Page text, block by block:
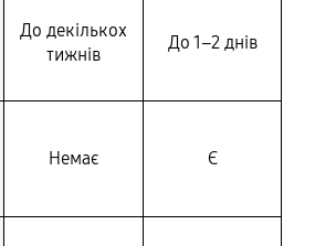
До декількох
тижнів
До 1–2 днів
Немає Є